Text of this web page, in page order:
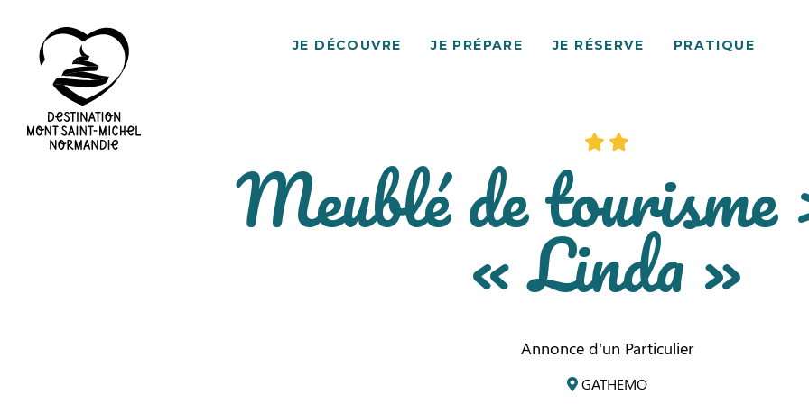
JE DÉCOUVRE JE PRÉPARE JE RÉSERVE PRATIQUE
Meublé de
« Linda »
Annonce d'un Particulier
GATHEMO